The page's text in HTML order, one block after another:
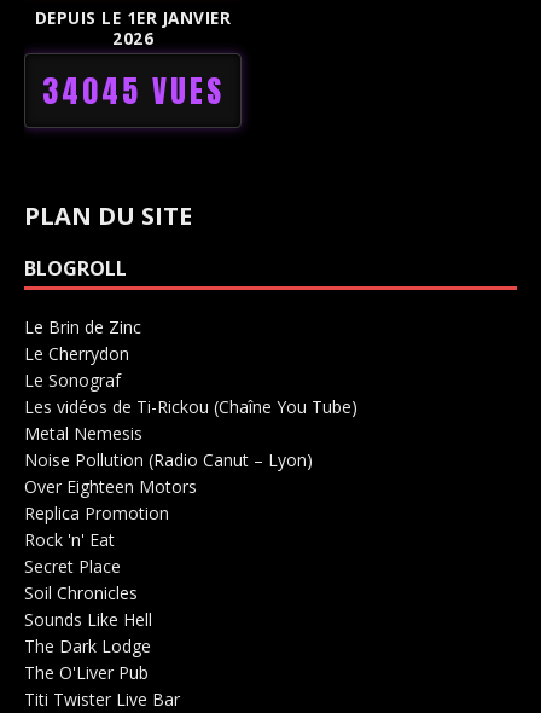
DEPUIS LE 1ER JANVIER
2026
34045 VUES
PLAN DU SITE
BLOGROLL
Le Brin de Zinc
Le Cherrydon
Le SonografSalle de concerts 0
Les vidéos de Ti-Rickou (Chaîne You Tube)
Metal Nemesis
Noise Pollution (Radio Canut – Lyon)
Over Eighteen Motors
Replica Promotion
Rock 'n' Eat
Secret Place
Soil Chronicles
Sounds Like Hell
The Dark Lodge
The O'Liver Pub
Titi Twister Live Bar